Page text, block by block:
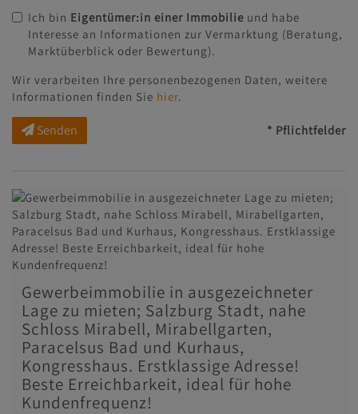
Ich bin Eigentümer:in einer Immobilie und habe
Interesse an Informationen zur Vermarktung (Beratung,
Marktüberblick oder Bewertung).
Wir verarbeiten Ihre personenbezogenen Daten, weitere
Informationen finden Sie hier.
Senden * Pflichtfelder
Gewerbeimmobilie in ausgezeichneter
Lage zu mieten; Salzburg Stadt, nahe
Schloss Mirabell, Mirabellgarten,
Paracelsus Bad und Kurhaus,
Kongresshaus. Erstklassige Adresse!
Beste Erreichbarkeit, ideal für hohe
Kundenfrequenz!